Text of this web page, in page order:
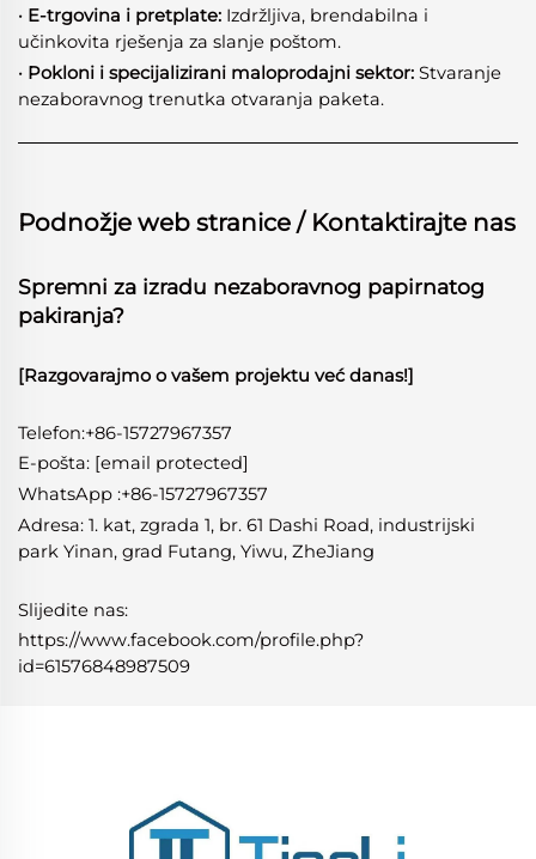
· E-trgovina i pretplate: Izdržljiva, brendabilna i
učinkovita rješenja za slanje poštom.
· Pokloni i specijalizirani maloprodajni sektor: Stvaranje
nezaboravnog trenutka otvaranja paketa.
Podnožje web stranice / Kontaktirajte nas
Spremni za izradu nezaboravnog papirnatog
pakiranja?
[Razgovarajmo o vašem projektu već danas!]
Telefon:+86-15727967357
E-pošta: [email protected]
WhatsApp :+86-15727967357
Adresa: 1. kat, zgrada 1, br. 61 Dashi Road, industrijski
park Yinan, grad Futang, Yiwu, ZheJiang
Slijedite nas:
https://www.facebook.com/profile.php?
id=61576848987509